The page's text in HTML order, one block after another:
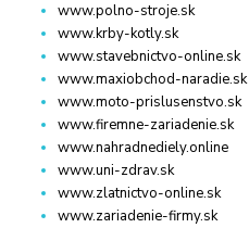
www.polno-stroje.sk
www.krby-kotly.sk
www.stavebnictvo-online.sk
www.maxiobchod-naradie.sk
www.moto-prislusenstvo.sk
www.firemne-zariadenie.sk
www.nahradnediely.online
www.uni-zdrav.sk
www.zlatnictvo-online.sk
www.zariadenie-firmy.sk